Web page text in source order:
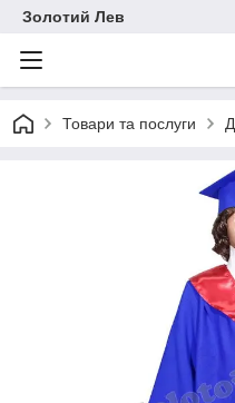
Золотий Лев
Товари та послуги